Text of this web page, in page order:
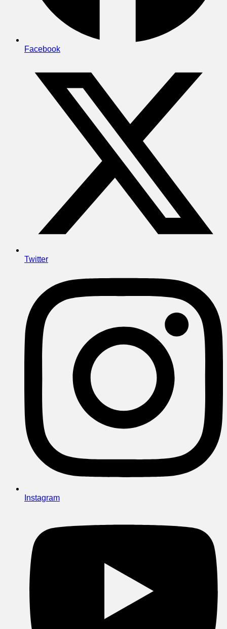
Facebook
Twitter
Instagram